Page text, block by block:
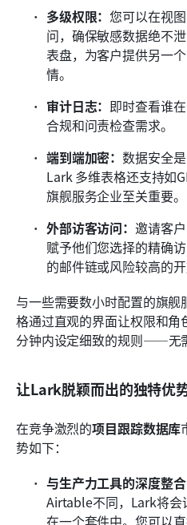
多级权限：您可以在视
问，确保敏感数据绝不
表盘，为客户提供另一
情。
审计日志： 即时查看谁
合规和问责检查需求。
端到端加密：数据安全
Lark 多维表格还支持如
旗舰服务企业至关重要。
外部访客访问：邀请客
赋予他们您选择的精确
的邮件链或风险较高的开
与一些需要数小时配置的旗
格通过直观的界面让权限和
分钟内设定细致的规则——无
让Lark脱颖而出的独特优
在竞争激烈的项目跟踪数据库
势如下：
与生产力工具的深度整合
Airtable不同，Lark将会
在一个套件中。您可以